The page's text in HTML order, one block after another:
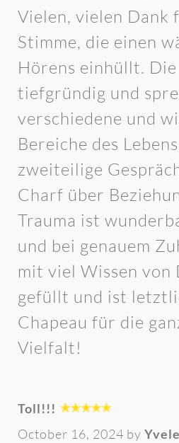
Vielen, vielen Dank
Stimme, die einen
Hörens einhüllt.
tiefgründig und
verschiedene und
Bereiche des
zweiteilige
Charf über
Trauma ist
und bei genauem
mit viel Wissen von
gefüllt und ist
Chapeau für die
Vielfalt!
Toll!!!
October 16, 2024 by